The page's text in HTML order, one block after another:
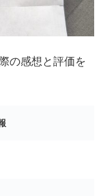
の感想と評価を